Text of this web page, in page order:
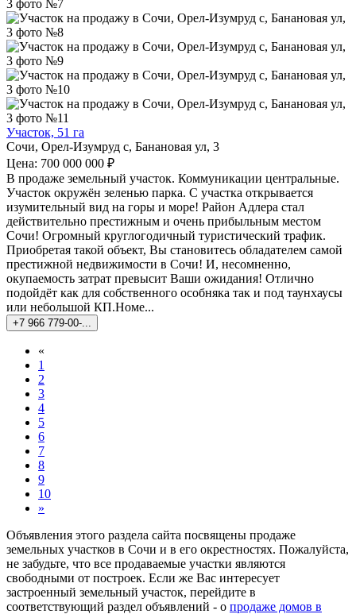
Участок, 51 га
Сочи, Орел-Изумруд с, Банановая ул, 3
Цена: 700 000 000 ₽
В продаже земельный участок. Коммуникации центральные.
Участок окружён зеленью парка. С участка открывается
изумительный вид на горы и море! Район Адлера стал
действительно престижным и очень прибыльным местом
Сочи! Огромный круглогодичный туристический трафик.
Приобретая такой объект, Вы становитесь обладателем самой
престижной недвижимости в Сочи! И, несомненно,
окупаемость затрат превысит Ваши ожидания! Отлично
подойдёт как для собственного особняка так и под таунхаусы
или небольшой КП.Номе...
+7 966 779-00-...
«
1
2
3
4
5
6
7
8
9
10
»
Объявления этого раздела сайта посвящены продаже
земельных участков в Сочи и в его окрестностях. Пожалуйста,
не забудьте, что все продаваемые участки являются
свободными от построек. Если же Вас интересует
застроенный земельный участок, перейдите в
соответствующий раздел объявлений - о продаже домов в